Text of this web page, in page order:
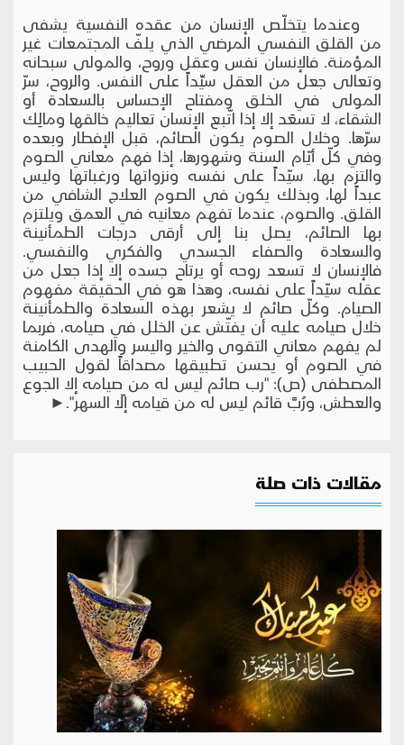
وعندما يتخلّص الإنسان من عقده النفسية يشفى
من القلق النفسي المرضي الذي يلفّ المجتمعات غير
المؤمنة. فالإنسان نفس وعقل وروح، والمولى سبحانه
وتعالى جعل من العقل سيِّداً على النفس. والروح، سرّ
المولى في الخلق ومفتاح الإحساس بالسعادة أو
الشقاء، لا تسعَد إلا إذا اتّبع الإنسان تعاليم خالقها ومالِك
سرّها. وخلال الصوم يكون الصائم، قبل الإفطار وبعده
وفي كلّ أيّام السنة وشهورها، إذا فهم معاني الصوم
والتزم بها، سيّداً على نفسه ونزواتها ورغباتها وليس
عبداً لها، وبذلك يكون في الصوم العلاج الشافي من
القلق. والصوم، عندما تفهم معانيه في العمق ويلتزم
بها الصائم، يصل بنا إلى أرقى درجات الطمأنينة
والسعادة والصفاء الجسدي والفكري والنفسي.
فالإنسان لا تسعد روحه أو يرتاح جسده إلا إذا جعل من
عقله سيّداً على نفسه، وهذا هو في الحقيقة مفهوم
الصيام. وكلّ صائم لا يشعر بهذه السعادة والطمأنينة
خلال صيامه عليه أن يفتّش عن الخلل في صيامه، فربما
لم يفهم معاني التقوى والخير واليسر والهدى الكامنة
في الصوم أو يحسن تطبيقها مصداقاً لقول الحبيب
المصطفى (ص): "رب صائم ليس له من صيامه إلا الجوع
والعطش، ورُبَّ قائم ليس له من قيامه إلّا السهر".►
مقالات ذات صلة